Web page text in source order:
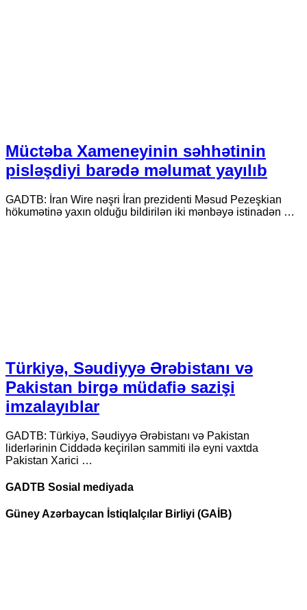
Müctəba Xameneyinin səhhətinin
pisləşdiyi barədə məlumat yayılıb
GADTB: İran Wire nəşri İran prezidenti Məsud Pezeşkian
hökumətinə yaxın olduğu bildirilən iki mənbəyə istinadən …
Türkiyə, Səudiyyə Ərəbistanı və
Pakistan birgə müdafiə sazişi
imzalayıblar
GADTB: Türkiyə, Səudiyyə Ərəbistanı və Pakistan
liderlərinin Ciddədə keçirilən sammiti ilə eyni vaxtda
Pakistan Xarici …
GADTB Sosial mediyada
Güney Azərbaycan İstiqlalçılar Birliyi (GAİB)